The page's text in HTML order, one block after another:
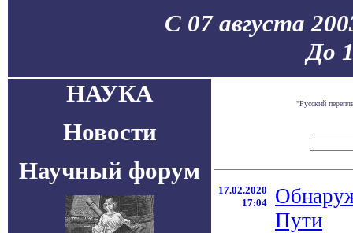
С 07 августа
До
НАУКА
Новости
Научный форум
"Русский
17.02.2020
17:04
Пути